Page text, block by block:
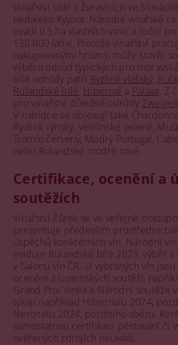
Vinařství sídlí v Žeravicích ve
nedaleko Kyjova. Národní vinařské
uvádí 0,5 ha vlastních vinic a roční
130 000 lahví. Protože vinařství
nakupovanými hrozny, může stavět
výběru odrůd typických pro
bílé odrůdy patří Ryzlink vlašský,
Rulandské bílé, Hibernal a Pálava . Z
pro vinařství důležité odrůdy
V nabídce se objevují také
Ryzlink rýnský, Veltlínské zelené,
Tramín červený, Modrý Portugal,
nebo Rulandské modré rosé.
Certifikace, ocenění a
soutěžích
Vinařství Žůrek se ve veřejně
prezentuje především
úspěchů konkrétních vín. Národní
eviduje Rulandské bílé 2023, výběr
v Salonu vín ČR. U vybraných vín
ocenění z tuzemských soutěží,
Grand Prix Vinex a Národní soutěže
týkají například Hibernalu 2024,
Neronetu 2024, pozdního sběru.
samostatnou certifikaci pěstování či
ověřených zdrojích neuvádí.